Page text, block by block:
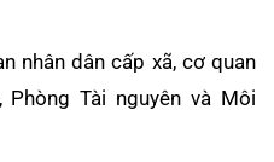
nhân dân cấp xã, cơ quan
Tài nguyên và Môi